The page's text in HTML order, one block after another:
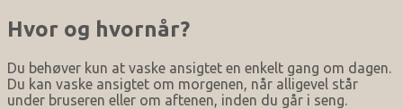
Hvor og hvornår?
Du behøver kun at vaske ansigtet en enkelt gang om dagen.
Du kan vaske ansigtet om morgenen, når alligevel står
under bruseren eller om aftenen, inden du går i seng.